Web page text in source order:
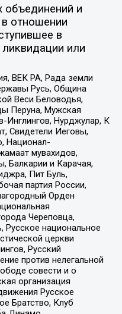
объединений и
в отношении
в
или
ВЕК РА, Рада земли
Русь, Община
Веси Беловодья,
Перуна, Мужская
Инглингов, Нурджулар, К
Свидетели Иеговы,
Национал-
мувахидов,
Балкарии и Карачая,
Пит Буль,
партия России,
Орден
Череповца,
национальное
церкви
Русский
против нелегальной
совести и о
организация
Русское
Братство, Клуб